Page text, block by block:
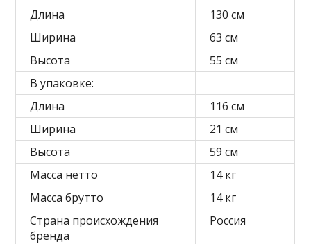
Длина
130 см
Ширина
63 см
Высота
55 см
В упаковке:
Длина
116 см
Ширина
21 см
Высота
59 см
Масса нетто
14 кг
Масса брутто
14 кг
Страна происхождения
бренда
Россия